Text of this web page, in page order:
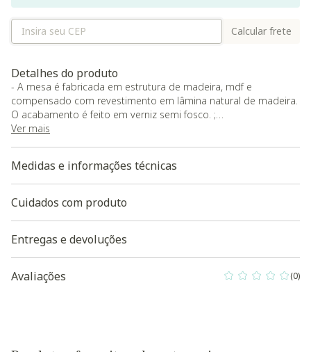
Calcular frete
Detalhes do produto
- A mesa é fabricada em estrutura de madeira, mdf e
compensado com revestimento em lâmina natural de madeira.
O acabamento é feito em verniz semi fosco. ;
- O produto será entregue desmontado. O Westwing não
Baixe aqui a modelagem 3D do produto
Ver mais
Medidas e informações técnicas
Cuidados com produto
Entregas e devoluções
Avaliações 0 out of 5 (0)